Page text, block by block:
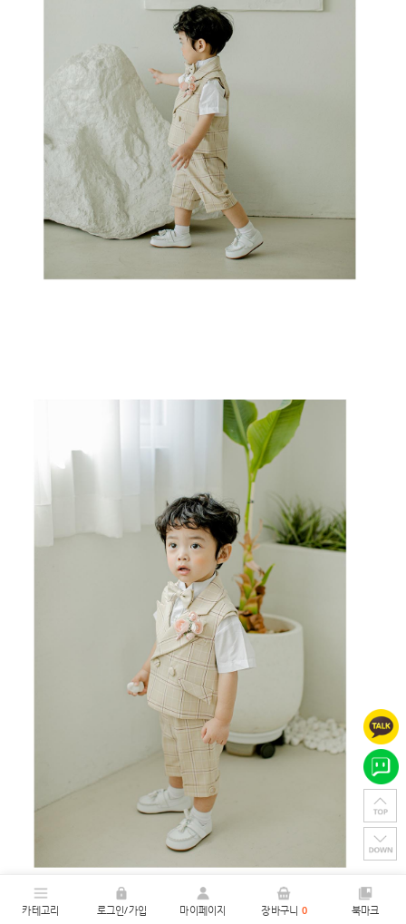
카테고리 로그인/가입 마이페이지 장바구니 0 북마크